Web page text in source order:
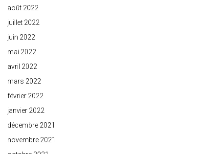
août 2022
juillet 2022
juin 2022
mai 2022
avril 2022
mars 2022
février 2022
janvier 2022
décembre 2021
novembre 2021